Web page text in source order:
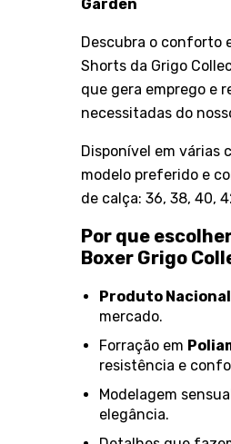
Garden
Descubra o conforto
Shorts da Grigo
que gera emprego e
necessitadas do
Disponível em várias
modelo preferido e
de calça: 36, 38, 40,
Por que
Boxer Grigo
Produto Nacional
mercado.
Forração em
resistência e
Modelagem
elegância.